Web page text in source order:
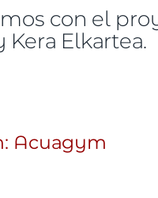
con el
Elkartea.
Acuagym